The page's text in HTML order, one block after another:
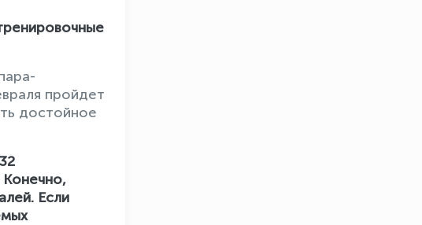
пройдет
достойное
Если